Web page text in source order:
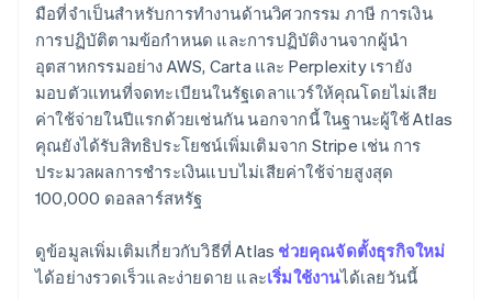
มือที่จำเป็นสำหรับการทำงานด้านวิศวกรรม ภาษี การเงิน
การปฏิบัติตามข้อกำหนด และการปฏิบัติงานจากผู้นำ
อุตสาหกรรมอย่าง AWS, Carta และ Perplexity เรายัง
มอบตัวแทนที่จดทะเบียนในรัฐเดลาแวร์ให้คุณโดยไม่เสีย
ค่าใช้จ่ายในปีแรกด้วยเช่นกัน นอกจากนี้ ในฐานะผู้ใช้ Atlas
คุณยังได้รับสิทธิประโยชน์เพิ่มเติมจาก Stripe เช่น การ
ประมวลผลการชำระเงินแบบไม่เสียค่าใช้จ่ายสูงสุด
100,000 ดอลลาร์สหรัฐ
ดูข้อมูลเพิ่มเติมเกี่ยวกับวิธีที่ Atlas ช่วยคุณจัดตั้งธุรกิจใหม่
ได้อย่างรวดเร็วและง่ายดาย และเริ่มใช้งานได้เลยวันนี้
กรีซ
English
English 简体中文
แคนาดา
English Français